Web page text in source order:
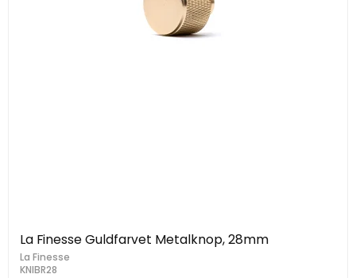
La Finesse Guldfarvet Metalknop, 28mm
La Finesse
KNIBR28